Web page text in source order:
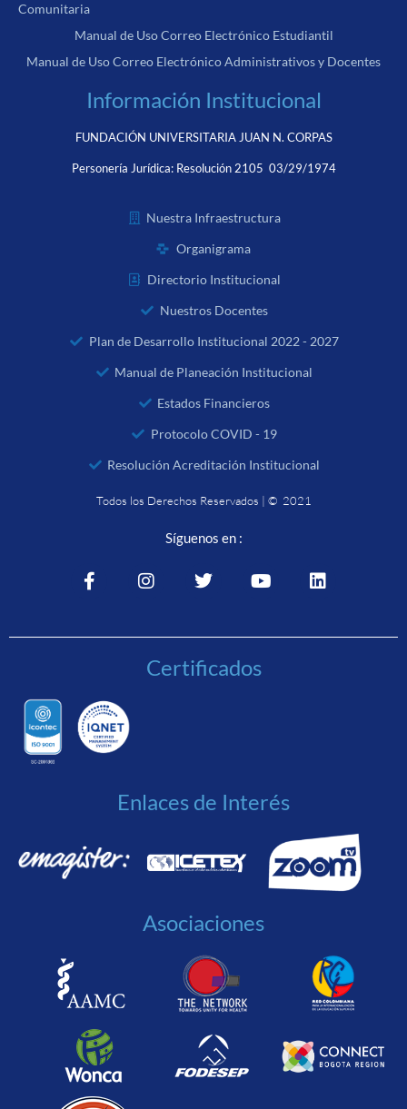
Comunitaria
Manual de Uso Correo Electrónico Estudiantil
Manual de Uso Correo Electrónico Administrativos y Docentes
Información Institucional
FUNDACIÓN UNIVERSITARIA JUAN N. CORPAS
Personería Jurídica: Resolución 2105 03/29/1974
Nuestra Infraestructura
Organigrama
Directorio Institucional
Nuestros Docentes
Plan de Desarrollo Institucional 2022 - 2027
Manual de Planeación Institucional
Estados Financieros
Protocolo COVID - 19
Resolución Acreditación Institucional
Todos los Derechos Reservados | © 2021
Síguenos en :
Certificados
Enlaces de Interés
Asociaciones